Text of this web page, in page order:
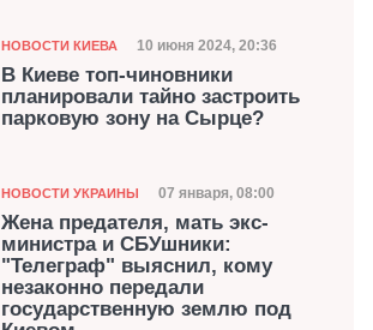
Категория
НОВОСТИ КИЕВА Дата публикации
10 июня 2024, 20:36
В Киеве топ-чиновники
планировали тайно застроить
парковую зону на Сырце?
Категория
НОВОСТИ УКРАИНЫ Дата публикации
07 января, 08:00
Жена предателя, мать экс-
министра и СБУшники:
"Телеграф" выяснил, кому
незаконно передали
государственную землю под